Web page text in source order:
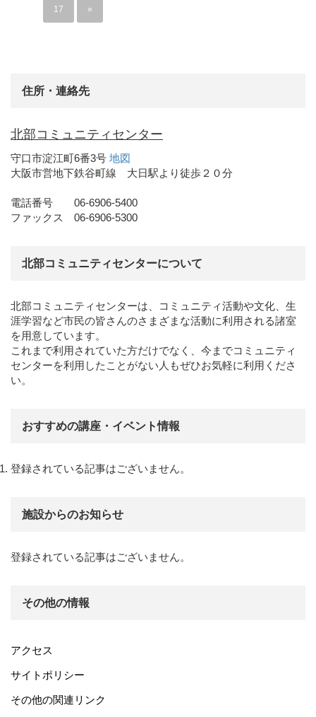
17 »
住所・連絡先
北部コミュニティセンター
守口市淀江町6番3号 地図
大阪市営地下鉄谷町線 大日駅より徒歩２０分
電話番号 06-6906-5400
ファックス 06-6906-5300
北部コミュニティセンターについて
北部コミュニティセンターは、コミュニティ活動や文化、生
涯学習など市民の皆さんのさまざまな活動に利用される諸室
を用意しています。
これまで利用されていた方だけでなく、今までコミュニティ
センターを利用したことがない人もぜひお気軽に利用くださ
い。
おすすめの講座・イベント情報
登録されている記事はございません。
施設からのお知らせ
登録されている記事はございません。
その他の情報
アクセス
サイトポリシー
その他の関連リンク